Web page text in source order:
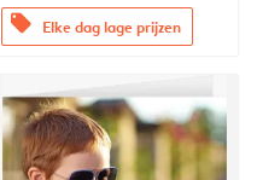
offers Elke dag lage prijzen